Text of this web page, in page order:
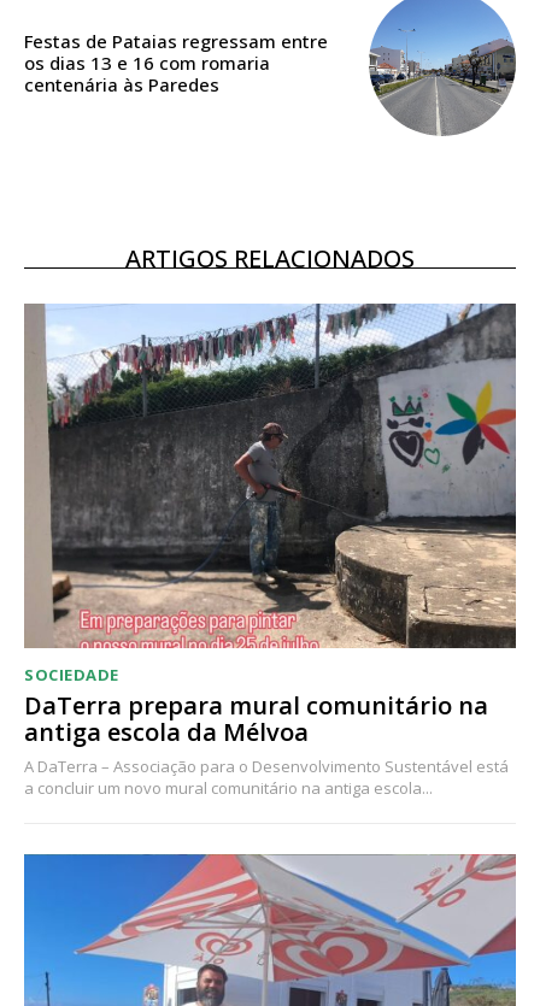
16€
12 meses
assinantes
Escolha o plano
Festas de Pataias regressam entre
os dias 13 e 16 com romaria
centenária às Paredes
ARTIGOS RELACIONADOS
SOCIEDADE
DaTerra prepara mural comunitário na
antiga escola da Mélvoa
A DaTerra – Associação para o Desenvolvimento Sustentável está
a concluir um novo mural comunitário na antiga escola...